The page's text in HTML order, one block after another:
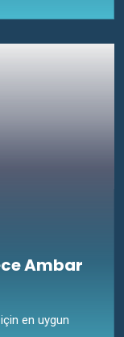
Ambar
en uygun